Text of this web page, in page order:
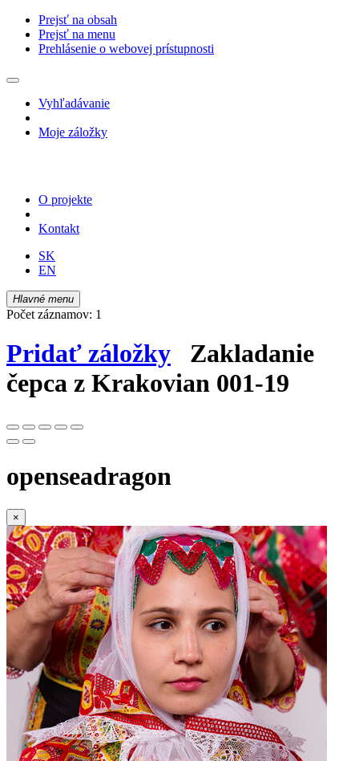
Prejsť na obsah
Prejsť na menu
Prehlásenie o webovej prístupnosti
Vyhľadávanie
Moje záložky
O projekte
Kontakt
SK
EN
Hlavné menu
Počet záznamov: 1
Pridať záložky Zakladanie
čepca z Krakovian 001-19
openseadragon
×